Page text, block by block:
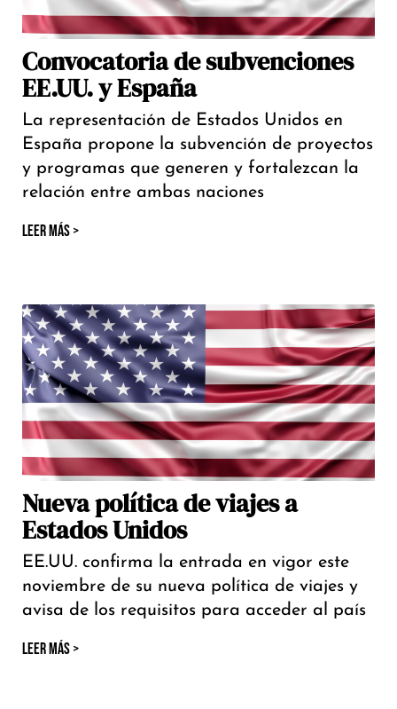
Convocatoria de subvenciones
EE.UU. y España
La representación de Estados Unidos en
España propone la subvención de proyectos
y programas que generen y fortalezcan la
relación entre ambas naciones
LEER MÁS >
Nueva política de viajes a
Estados Unidos
EE.UU. confirma la entrada en vigor este
noviembre de su nueva política de viajes y
avisa de los requisitos para acceder al país
LEER MÁS >